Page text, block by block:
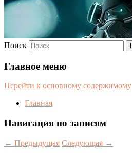
Поиск
Главное меню
Перейти к основному содержимому
Главная
Навигация по записям
← Предыдущая Следующая →